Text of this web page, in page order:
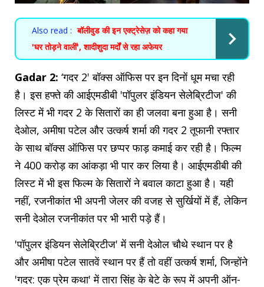
Also read : बॉलीवुड की इन एक्ट्रेसेज़ को कहा गया
'घर तोड़ने वालीं', शादीशुदा मर्दों से रहा अफेयर
Gadar 2: ‘गदर 2' बॉक्स ऑफिस पर इन दिनों धूम मचा रही
है। इस हफ्ते की आईएमडीबी 'पॉपुलर इंडियन सेलेब्रिटीज' की
लिस्ट में भी गदर 2 के सितारों का ही जलवा बना हुआ है। सनी
देओल, अमीषा पटेल और उत्कर्ष शर्मा की गदर 2 तूफानी रफ्तार
के साथ बॉक्स ऑफिस पर छप्पर फाड़ कमाई कर रही है। फिल्म
ने 400 करोड़ का आंकड़ा भी पार कर लिया है। आईएमडीबी की
लिस्ट में भी इस फिल्म के सितारों ने बवाल काटा हुआ है। यही
नहीं, रजनीकांत भी अपनी जेलर की वजह से सुर्खियों में हैं, लेकिन
सनी देओल रजनीकांत पर भी भारी पड़े हैं।
'पॉपुलर इंडियन सेलेब्रिटीज' में सनी देओल चौथे स्थान पर है
और अमीषा पटेल सातवें स्थान पर हैं तो वहीं उत्कर्ष शर्मा, जिन्होंने
'गदर: एक प्रेम कथा' में तारा सिंह के बेटे के रूप में अपनी ऑन-